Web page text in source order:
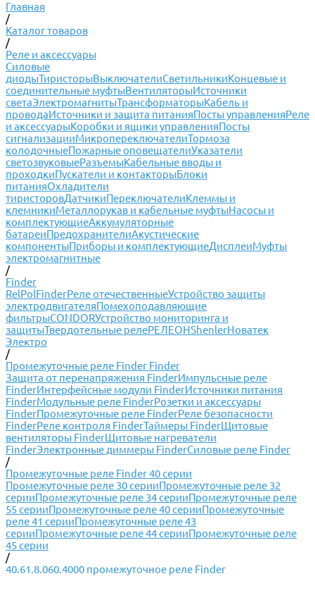
Главная
/
Каталог товаров
/
Реле и аксессуары
Силовые
диодыТиристорыВыключателиСветильникиКонцевые и
соединительные муфтыВентиляторыИсточники
светаЭлектромагнитыТрансформаторыКабель и
проводаИсточники и защита питанияПосты управленияРеле
и аксессуарыКоробки и ящики управленияПосты
сигнализацииМикропереключателиТормоза
колодочныеПожарные оповещателиУказатели
светозвуковыеРазъемыКабельные вводы и
проходкиПускатели и контакторыБлоки
питанияОхладители
тиристоровДатчикиПереключателиКлеммы и
клемникиМеталлорукав и кабельные муфтыНасосы и
комплектующиеАккумуляторные
батареиПредохранителиАкустические
компонентыПриборы и комплектующиеДисплеиМуфты
электромагнитные
/
Finder
RelPolFinderРеле отечественныеУстройство защиты
электродвигателяПомехоподавляющие
фильтрыCONDORУстройство мониторинга и
защитыТвердотельные релеРЕЛЕОНShenlerНоватек
Электро
/
Промежуточные реле Finder Finder
Защита от перенапряжения FinderИмпульсные реле
FinderИнтерфейсные модули FinderИсточники питания
FinderМодульные реле FinderРозетки и аксессуары
FinderПромежуточные реле FinderРеле безопасности
FinderРеле контроля FinderТаймеры FinderЩитовые
вентиляторы FinderЩитовые нагреватели
FinderЭлектронные диммеры FinderСиловые реле Finder
/
Промежуточные реле Finder 40 серии
Промежуточные реле 30 серииПромежуточные реле 32
серииПромежуточные реле 34 серииПромежуточные реле
55 серииПромежуточные реле 40 серииПромежуточные
реле 41 серииПромежуточные реле 43
серииПромежуточные реле 44 серииПромежуточные реле
45 серии
/
40.61.8.060.4000 промежуточное реле Finder